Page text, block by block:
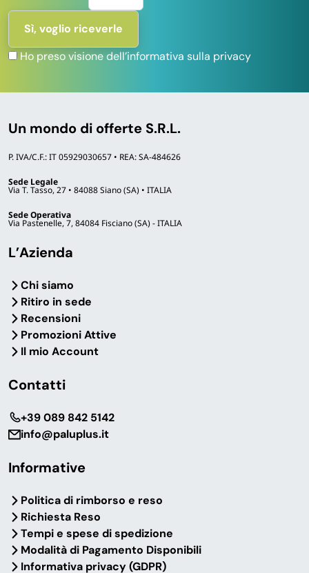
Ho preso visione dell’informativa sulla privacy
Un mondo di offerte S.R.L.
P. IVA/C.F.: IT 05929030657 • REA: SA-484626
Sede Legale
Via T. Tasso, 27 • 84088 Siano (SA) • ITALIA
Sede Operativa
Via Pastenelle, 7, 84084 Fisciano (SA) - ITALIA
L’Azienda
Chi siamo
Ritiro in sede
Recensioni
Promozioni Attive
Il mio Account
Contatti
‎+39 089 842 5142
info@paluplus.it
Informative
Politica di rimborso e reso
Richiesta Reso
Tempi e spese di spedizione
Modalità di Pagamento Disponibili
Informativa privacy (GDPR)